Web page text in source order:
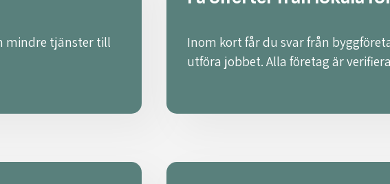
mindre tjänster till
Inom kort får du svar från
utföra jobbet. Alla företag är